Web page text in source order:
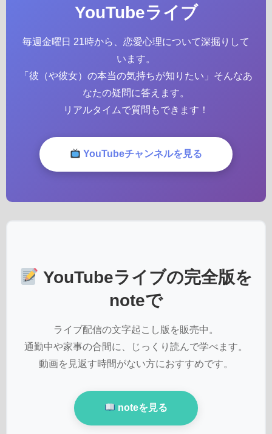
YouTubeライブ
毎週金曜日 21時から、恋愛心理について深掘りして
います。
「彼（や彼女）の本当の気持ちが知りたい」そんなあ
なたの疑問に答えます。
リアルタイムで質問もできます！
YouTubeチャンネルを見る
YouTubeライブの完全版を
noteで
ライブ配信の文字起こし版を販売中。
通勤中や家事の合間に、じっくり読んで学べます。
動画を見返す時間がない方におすすめです。
noteを見る